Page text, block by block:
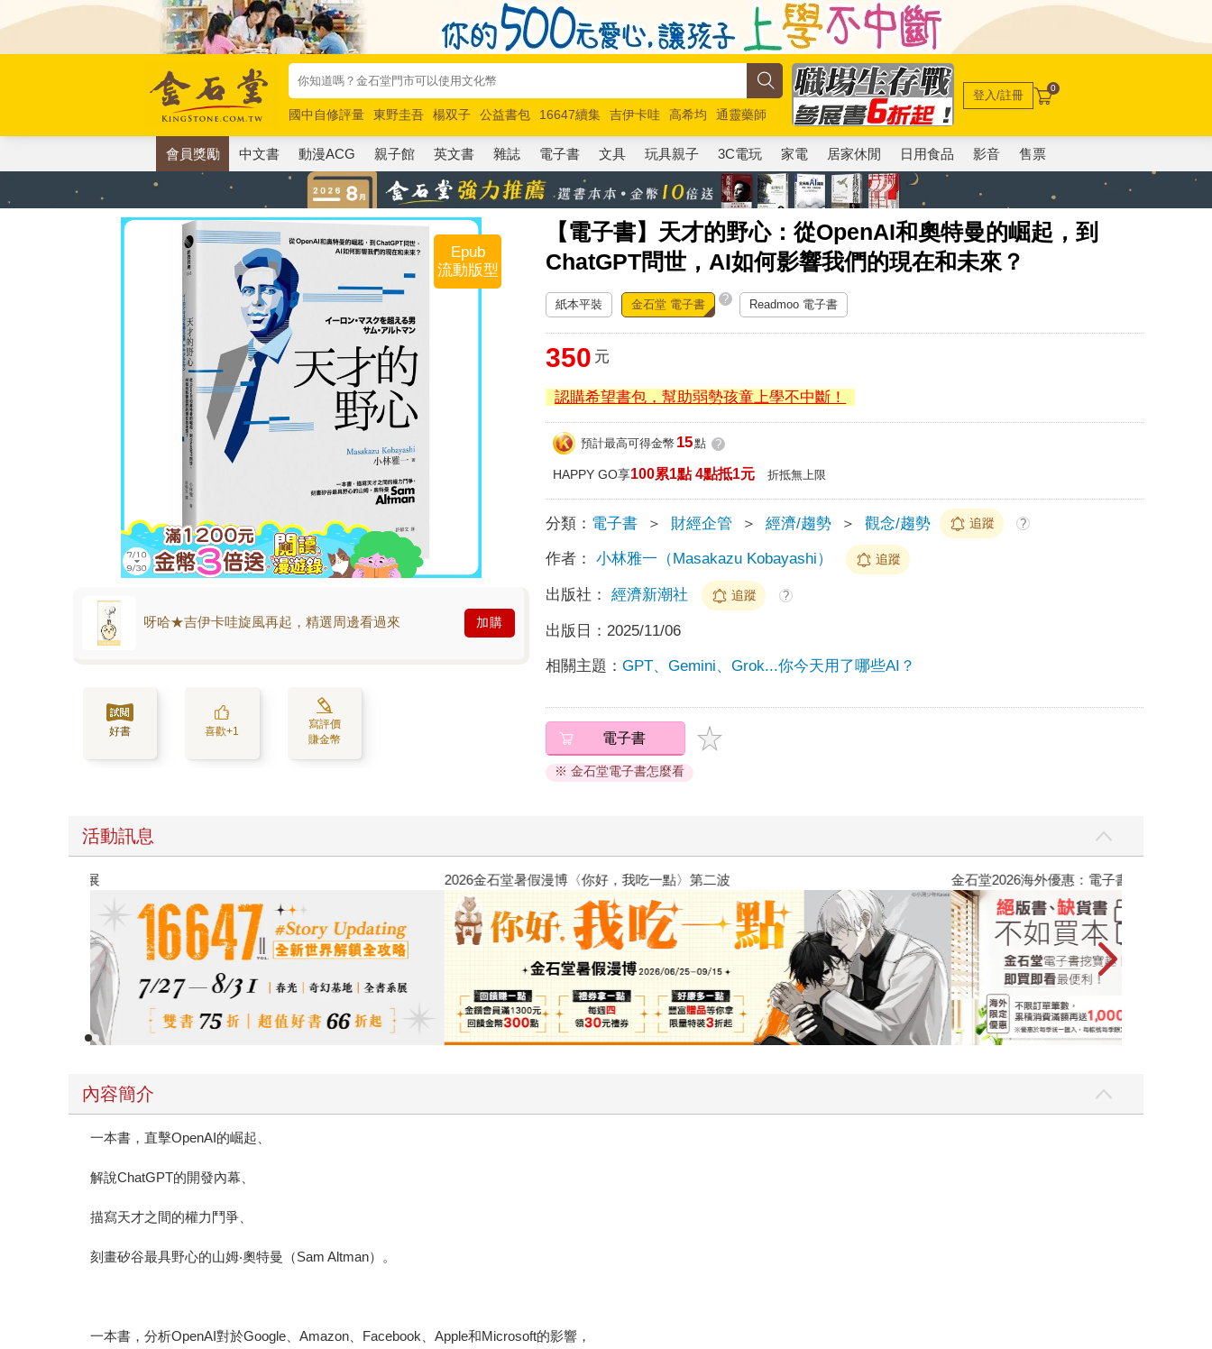
國中自修評量 東野圭吾 楊双子 公益書包 16647續集 吉伊卡哇 高希均
通靈藥師
唯紅花綻放
奧德賽 路邊攤新作 馬斯克 玩具總動員5 超慢跑
登入/註冊 0
會員獎勵 中文書 動漫ACG 親子館 英文書 雜誌 電子書 文具 玩具親子 3C電玩 家電 居家休閒 日用食品 影音 售票
【電子書】天才的野心：從OpenAI和奧特曼的崛起，到
ChatGPT問世，AI如何影響我們的現在和未來？
Epub
流動版型
呀哈★吉伊卡哇旋風再起，精選周邊看過來 加購
好書 喜歡+1
寫評價
賺金幣
紙本平裝 金石堂 電子書 ? Readmoo 電子書
350 元
認購希望書包，幫助弱勢孩童上學不中斷！
預計最高可得金幣 15點 ?
HAPPY GO享100累1點 4點抵1元 折抵無上限
分類： 電子書 ＞ 財經企管 ＞ 經濟/趨勢 ＞ 觀念/趨勢 追蹤 ?
作者： 小林雅一（Masakazu Kobayashi） 追蹤
出版社： 經濟新潮社 追蹤 ?
出版日： 2025/11/06
相關主題：GPT、Gemini、Grok...你今天用了哪些AI？
電子書
※ 金石堂電子書怎麼看
活動訊息
春光ｘ奇幻基地｜全書系展 2026金石堂暑假漫博〈你好，我吃一點〉第二波 金石堂2026海
內容簡介
一本書，直擊OpenAI的崛起、
解說ChatGPT的開發內幕、
描寫天才之間的權力鬥爭、
刻畫矽谷最具野心的山姆‧奧特曼（Sam Altman）。
一本書，分析OpenAI對於Google、Amazon、Facebook、Apple和Microsoft的影響，